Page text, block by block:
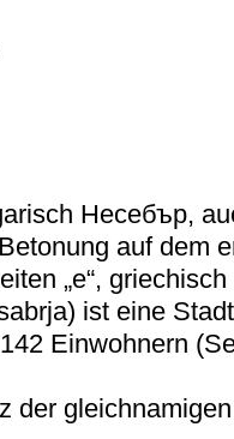
Несебър,
auf dem
„e“,
ist eine
Einwohnern
der